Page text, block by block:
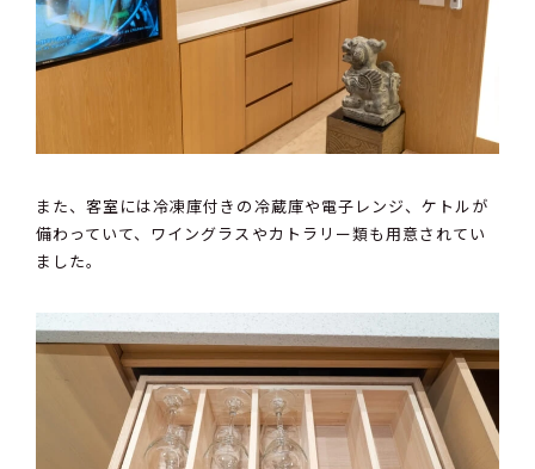
また、客室には冷凍庫付きの冷蔵庫や電子レンジ、ケトルが
備わっていて、ワイングラスやカトラリー類も用意されてい
ました。